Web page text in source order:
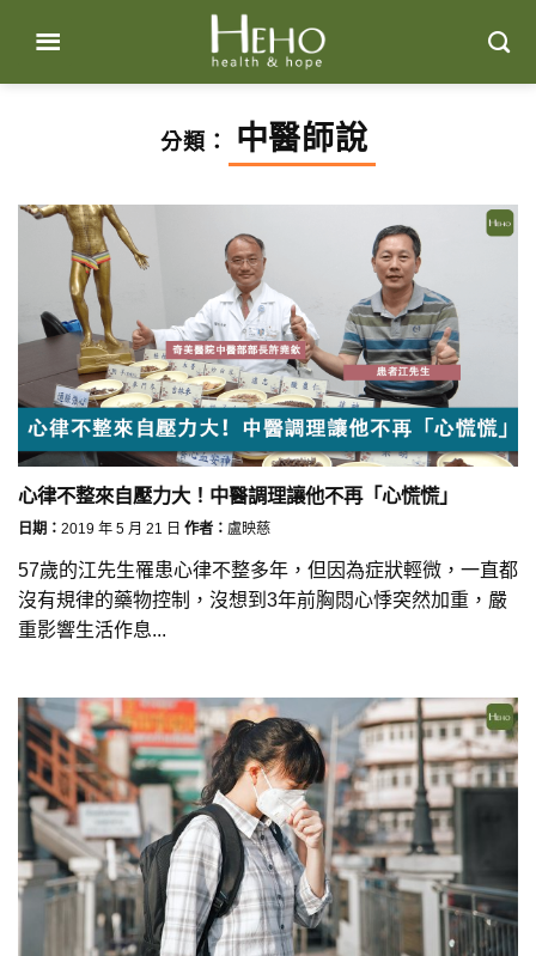
content
分類： 中醫師說
心律不整來自壓力大！中醫調理讓他不再「心慌慌」
日期： 2019 年 5 月 21 日 作者： 盧映慈
57歲的江先生罹患心律不整多年，但因為症狀輕微，一直都
沒有規律的藥物控制，沒想到3年前胸悶心悸突然加重，嚴
重影響生活作息...